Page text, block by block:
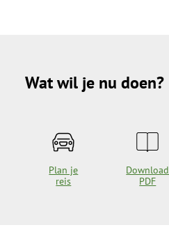
Wat wil je nu doen?
Plan je
reis
Download
PDF